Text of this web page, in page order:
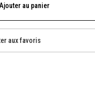
Ajouter au panier
aux favoris